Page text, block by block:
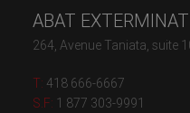
ABAT
264, Avenue Taniata, suite
T: 418 666-6667
S.F: 1 877 303-9991